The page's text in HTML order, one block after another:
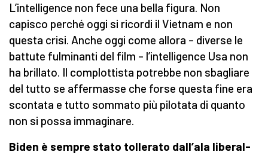
L’intelligence non fece una bella figura. Non
capisco perché oggi si ricordi il Vietnam e non
questa crisi. Anche oggi come allora – diverse le
battute fulminanti del film – l’intelligence Usa non
ha brillato. Il complottista potrebbe non sbagliare
del tutto se affermasse che forse questa fine era
scontata e tutto sommato più pilotata di quanto
non si possa immaginare.
Biden è sempre stato tollerato dall’ala liberal-